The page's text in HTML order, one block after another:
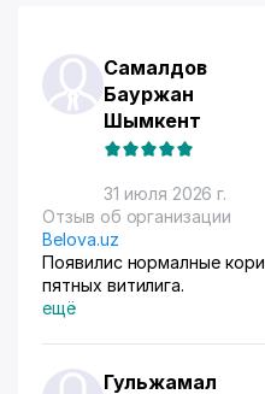
Самалдов
Бауржан
Шымкент
31 июля 2026 г.
Отзыв об организации
Belova.uz
Появилис нормалные коричьневые места на белых
пятных витилига.
ещё
Гульжамал